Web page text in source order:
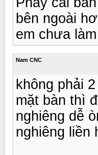
bên ngoài
em chưa
Nam CNC
không phải
mặt bàn thì
nghiêng dễ
nghiêng liền